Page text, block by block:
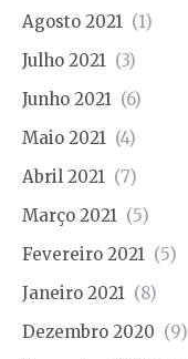
Agosto 2021 (1)
Julho 2021 (3)
Junho 2021 (6)
Maio 2021 (4)
Abril 2021 (7)
Março 2021 (5)
Fevereiro 2021 (5)
Janeiro 2021 (8)
Dezembro 2020 (9)